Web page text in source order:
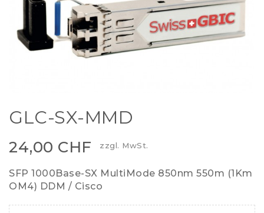
GLC-SX-MMD
24,00 CHF zzgl. MwSt.
SFP 1000Base-SX MultiMode 850nm 550m (1Km
OM4) DDM / Cisco